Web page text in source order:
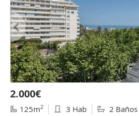
2.000€
125m2 3 Hab 2 Baños